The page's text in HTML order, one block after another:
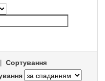
| Сортування